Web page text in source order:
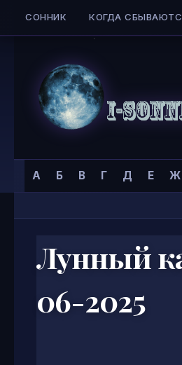
Skip to content
СОННИК КОГДА
Сонник
I-
А Б В Г Д Е Ж
Главная страница
Лунный
06-2025